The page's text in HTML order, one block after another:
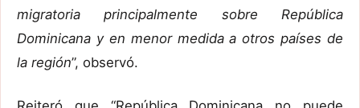
migratoria principalmente sobre República
Dominicana y en menor medida a otros países de
la región”, observó.